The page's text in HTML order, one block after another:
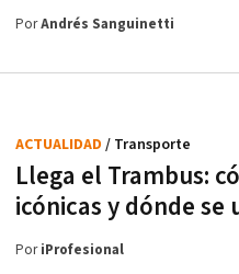
PorAndrés Sanguinetti
Llega el Trambus:
icónicas y dónde se
ACTUALIDAD / Transporte
PoriProfesional